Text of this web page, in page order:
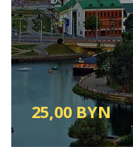
25,00 BYN